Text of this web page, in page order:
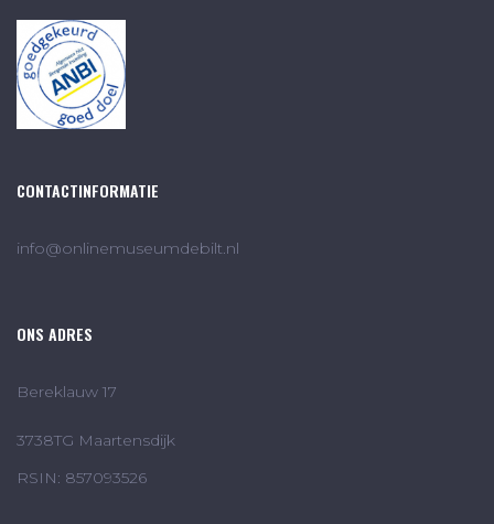
CONTACTINFORMATIE
info@onlinemuseumdebilt.nl
ONS ADRES
Bereklauw 17
3738TG Maartensdijk
RSIN: 857093526